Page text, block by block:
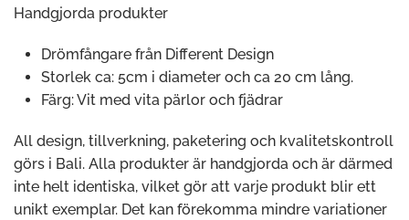
Handgjorda produkter
Drömfångare från Different Design
Storlek ca: 5cm i diameter och ca 20 cm lång.
Färg: Vit med vita pärlor och fjädrar
All design, tillverkning, paketering och kvalitetskontroll
görs i Bali. Alla produkter är handgjorda och är därmed
inte helt identiska, vilket gör att varje produkt blir ett
unikt exemplar. Det kan förekomma mindre variationer